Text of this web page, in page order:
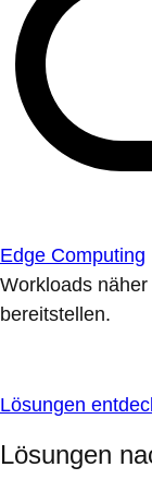
Edge Computing
Workloads
bereitstellen.
Lösungen
Lösungen